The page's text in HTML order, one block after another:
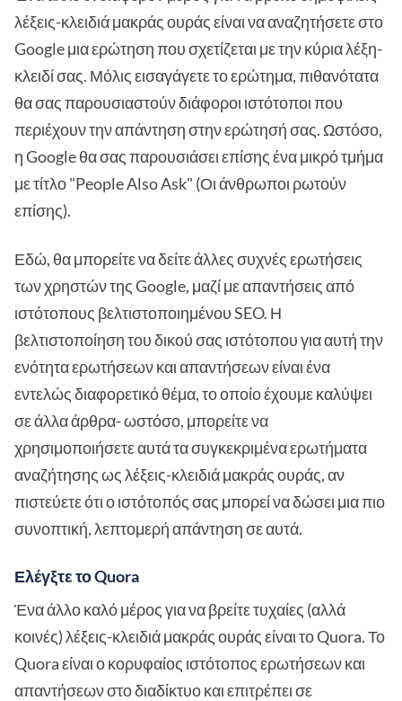
λέξεις-κλειδιά μακράς ουράς είναι να αναζητήσετε στο
Google μια ερώτηση που σχετίζεται με την κύρια λέξη-
κλειδί σας. Μόλις εισαγάγετε το ερώτημα, πιθανότατα
θα σας παρουσιαστούν διάφοροι ιστότοποι που
περιέχουν την απάντηση στην ερώτησή σας. Ωστόσο,
η Google θα σας παρουσιάσει επίσης ένα μικρό τμήμα
με τίτλο "People Also Ask" (Οι άνθρωποι ρωτούν
επίσης).
Εδώ, θα μπορείτε να δείτε άλλες συχνές ερωτήσεις
των χρηστών της Google, μαζί με απαντήσεις από
ιστότοπους βελτιστοποιημένου SEO. Η
βελτιστοποίηση του δικού σας ιστότοπου για αυτή την
ενότητα ερωτήσεων και απαντήσεων είναι ένα
εντελώς διαφορετικό θέμα, το οποίο έχουμε καλύψει
σε άλλα άρθρα- ωστόσο, μπορείτε να
χρησιμοποιήσετε αυτά τα συγκεκριμένα ερωτήματα
αναζήτησης ως λέξεις-κλειδιά μακράς ουράς, αν
πιστεύετε ότι ο ιστότοπός σας μπορεί να δώσει μια πιο
συνοπτική, λεπτομερή απάντηση σε αυτά.
Ελέγξτε το Quora
Ένα άλλο καλό μέρος για να βρείτε τυχαίες (αλλά
κοινές) λέξεις-κλειδιά μακράς ουράς είναι το Quora. Το
Quora είναι ο κορυφαίος ιστότοπος ερωτήσεων και
απαντήσεων στο διαδίκτυο και επιτρέπει σε